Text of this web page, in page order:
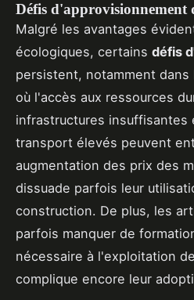
Défis d'approvisionnement
Malgré les avantages
écologiques, certains défis
persistent, notamment
où l'accès aux ressources
infrastructures insuffisantes
transport élevés peuvent
augmentation des prix des
dissuade parfois leur
construction. De plus, les
parfois manquer de
nécessaire à l'exploitation
complique encore leur